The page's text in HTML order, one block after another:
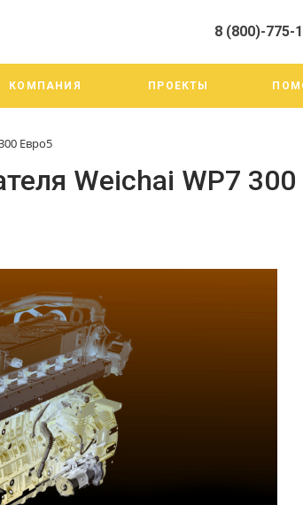
лицами, для анализа событий на нашем
подробные сведения смотрите в
8 (800)-775-
г. Челябинск ул.
тракт 20А/3
КОМПАНИЯ ПРОЕКТЫ
Eвро5
Weichai WP7 300